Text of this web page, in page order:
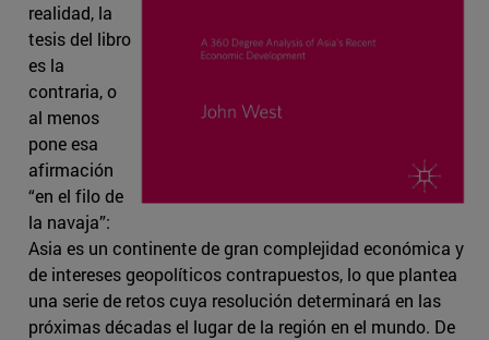
realidad, la
tesis del libro
es la
contraria, o
al menos
pone esa
afirmación
“en el filo de
la navaja”:
Asia es un continente de gran complejidad económica y
de intereses geopolíticos contrapuestos, lo que plantea
una serie de retos cuya resolución determinará en las
próximas décadas el lugar de la región en el mundo. De